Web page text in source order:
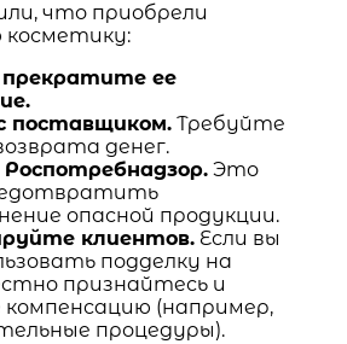
что приобрели
прекратите ее
поставщиком. Требуйте
денег.
Это
опасной продукции.
клиентов. Если вы
подделку на
признайтесь и
(например,
процедуры).